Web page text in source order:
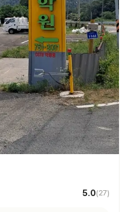
5.0(27)